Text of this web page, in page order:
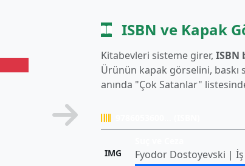
ISBN ve Kapak
Kitabevleri sisteme girer, ISBN
Ürünün kapak görselini, baskı
anında "Çok Satanlar"
IMG
Fyodor Dostoyevski | İş